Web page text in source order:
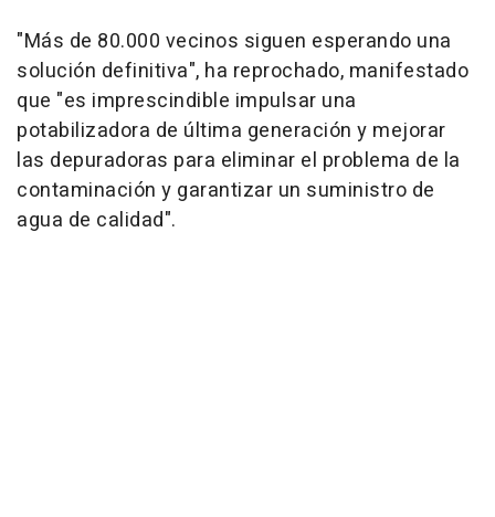
"Más de 80.000 vecinos siguen esperando una
solución definitiva", ha reprochado, manifestado
que "es imprescindible impulsar una
potabilizadora de última generación y mejorar
las depuradoras para eliminar el problema de la
contaminación y garantizar un suministro de
agua de calidad".